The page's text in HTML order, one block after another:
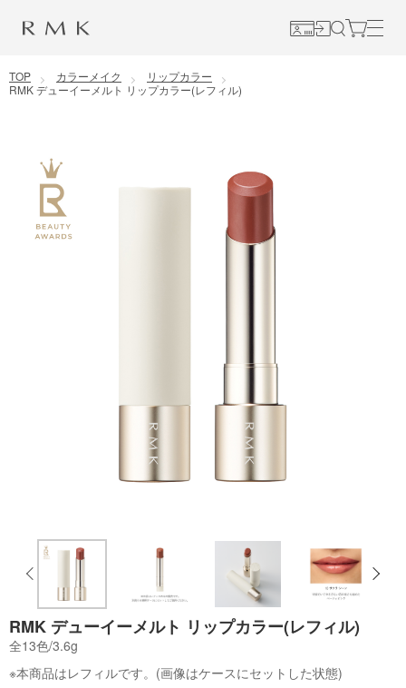
コンテンツに移動
TOP カラーメイク
リップカラー
RMK デューイーメルト リップカラー(レフィル)
RMK デューイーメルト リップカラー(レフィル)
全13色/3.6g
※本商品はレフィルです。(画像はケースにセットした状態)